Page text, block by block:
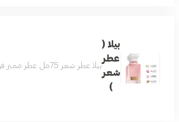
بيلا (
عطر
شعر
)
بيلا عطر شعر 75مل عطر مميز فواح أنثوي فاخر بتكوين رائع من الورد والياسمين يفيض جمال ونعومة مع نفحات من خشب الصندل والتفاح ليضفى لك لطافة وجمال لايضاهى مكونات العطر الورد - الياسمين - زهرة اللوتس - تفاح - خشب الصندل